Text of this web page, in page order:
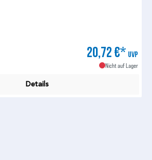
20,72 €* UVP
Nicht auf Lager
Details